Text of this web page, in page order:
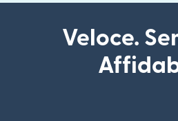
Veloce.